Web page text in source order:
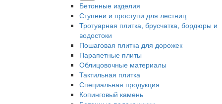
Бетонные изделия
Ступени и проступи для лестниц
Тротуарная плитка, брусчатка, бордюры и
водостоки
Пошаговая плитка для дорожек
Парапетные плиты
Облицовочные материалы
Тактильная плитка
Специальная продукция
Копинговый камень